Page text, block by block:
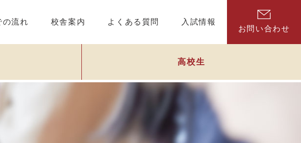
の流れ 校舎案内 よくある質問
入試情報
お問い合わせ
高校生